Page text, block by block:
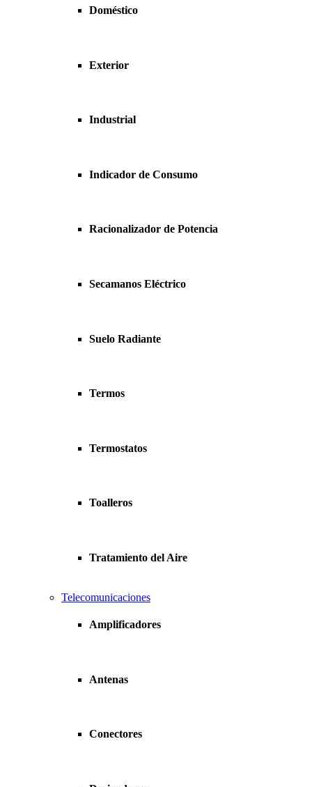
Doméstico
Exterior
Industrial
Indicador de Consumo
Racionalizador de Potencia
Secamanos Eléctrico
Suelo Radiante
Termos
Termostatos
Toalleros
Tratamiento del Aire
Telecomunicaciones
Amplificadores
Antenas
Conectores